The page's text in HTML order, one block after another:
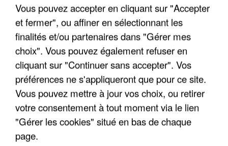
APRÈS TOUTES CES CANICULES, LES REFUGES
DE FAUNE SAUVAGE SONT...
Vous pouvez accepter en cliquant sur "Accepter
et fermer", ou affiner en sélectionnant les
finalités et/ou partenaires dans "Gérer mes
choix". Vous pouvez également refuser en
cliquant sur "Continuer sans accepter". Vos
préférences ne s'appliqueront que pour ce site.
Vous pouvez mettre à jour vos choix, ou retirer
votre consentement à tout moment via le lien
"Gérer les cookies" situé en bas de chaque
page.